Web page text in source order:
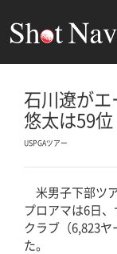
石川遼が
悠太は59
USPGAツアー
米男子下部ツ
プロアマは6日
クラブ（6,823
た。